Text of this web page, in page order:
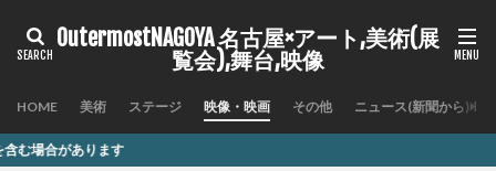
OutermostNAGOYA 名古屋×アート,美術(展
覧会),舞台,映像
HOME 美術 ステージ 映像・映画 その他 ニュース(新聞から)